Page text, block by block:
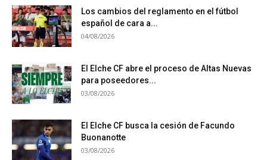
Los cambios del reglamento en el fútbol
español de cara a...
04/08/2026
El Elche CF abre el proceso de Altas Nuevas
para poseedores...
03/08/2026
El Elche CF busca la cesión de Facundo
Buonanotte
03/08/2026